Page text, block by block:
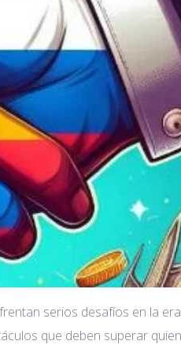
serios desafíos en la
que deben superar